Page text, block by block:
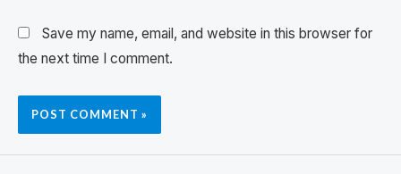
Save my name, email, and website in this browser for
the next time I comment.